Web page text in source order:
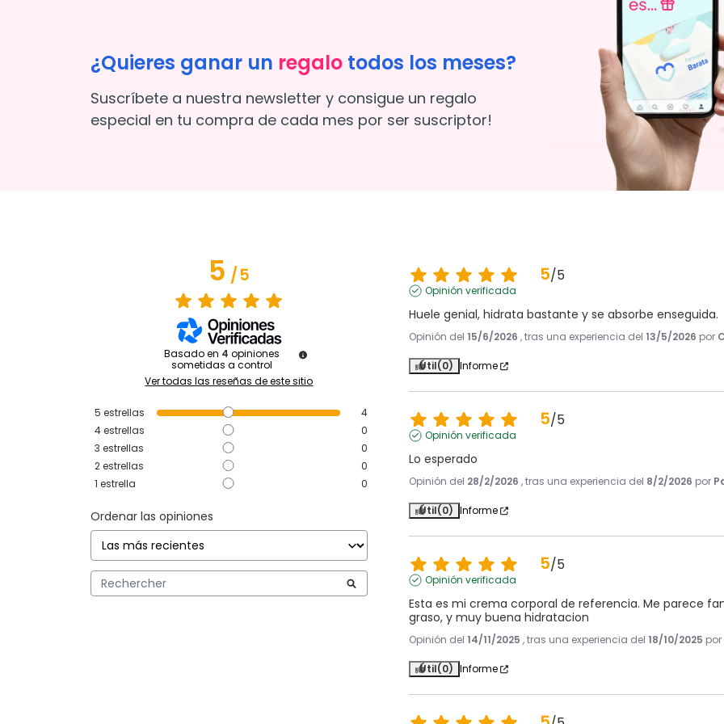
¿Quieres ganar un regalo todos los meses?
Suscríbete a nuestra newsletter y consigue un regalo
especial en tu compra de cada mes por ser suscriptor!
5/5
Basado en 4 opiniones
sometidas a control
Ver todas las reseñas de este sitio
5 estrellas
4
4estrellas
0
3 estrellas
0
2estrellas
0
1 estrella 0
Ordenar las opiniones
5/5
Opinión verificada
Huele genial, hidrata bastante y se absorbe enseguida.
Opinión del 15/6/2026 , tras una experiencia del 13/5/2026 por
Útil(0) Informe
5/5
Opinión verificada
Lo esperado
Opinión del 28/2/2026 , tras una experiencia del 8/2/2026 por
Útil(0) Informe
5/5
Opinión verificada
Esta es mi crema corporal de referencia. Me parece
graso, y muy buena hidratacion
Opinión del 14/11/2025 , tras una experiencia del 18/10/2025 por
Útil(0) Informe